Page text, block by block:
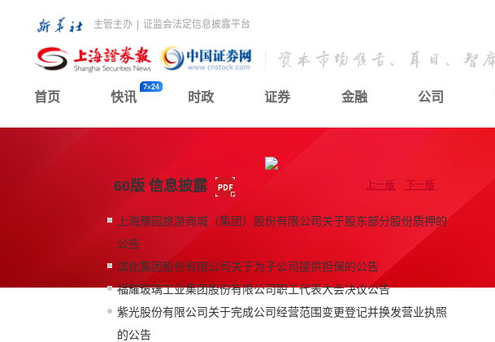
主管主办 证监会法定信息披露平台
首页 快讯 时政 证券 金融 公司
60版 信息披露 上一版 下一版
上海豫园旅游商城（集团）股份有限公司关于股东部分股份质押的
公告
滨化集团股份有限公司关于为子公司提供担保的公告
福耀玻璃工业集团股份有限公司职工代表大会决议公告
紫光股份有限公司关于完成公司经营范围变更登记并换发营业执照
的公告